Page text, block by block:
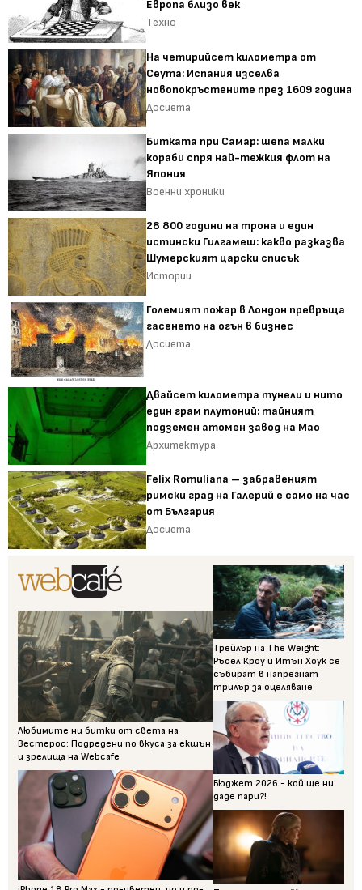
Европа близо век
Техно
На четирийсет километра от
Сеута: Испания изселва
новопокръстените през 1609 година
Досиета
Битката при Самар: шепа малки
кораби спря най-тежкия флот на
Япония
Военни хроники
28 800 години на трона и един
истински Гилгамеш: какво разказва
Шумерският царски списък
Истории
Големият пожар в Лондон превръща
гасенето на огън в бизнес
Досиета
Двайсет километра тунели и нито
един грам плутоний: тайният
подземен атомен завод на Мао
Архитектура
Felix Romuliana – забравеният
римски град на Галерий е само на час
от България
Досиета
Любимите ни битки от света на
Вестерос: Подредени по вкуса за екшън
и зрелища на Webcafe
Трейлър на The Weight:
Ръсел Кроу и Итън Хоук се
събират в напрегнат
трилър за оцеляване
Бюджет 2026 - кой ще ни
даде пари?!